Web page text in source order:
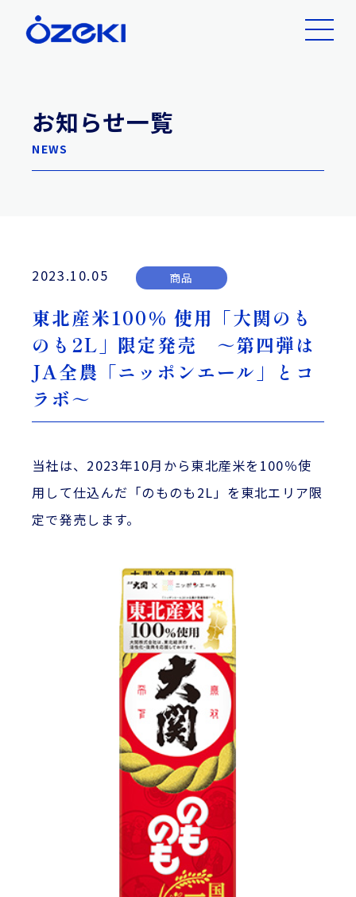
お知らせ一覧
NEWS
2023.10.05 商品
東北産米100％ 使用「大関のも
のも2L」限定発売 ～第四弾は
JA全農「ニッポンエール」とコ
ラボ～
当社は、2023年10月から東北産米を100％使
用して仕込んだ「のものも2L」を東北エリア限
定で発売します。